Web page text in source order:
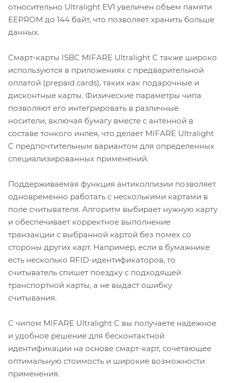
относительно Ultralight EV1 увеличен объем памяти
EEPROM до 144 байт, что позволяет хранить больше
данных.
Смарт-карты ISBC MIFARE Ultralight C также широко
используются в приложениях с предварительной
оплатой (prepaid cards), таких как подарочные и
дисконтные карты. Физические параметры чипа
позволяют его интегрировать в различные
носители, включая бумагу вместе с антенной в
составе тонкого инлея, что делает MIFARE Ultralight
C предпочтительным вариантом для определенных
специализированных применений.
Поддерживаемая функция антиколлизии позволяет
одновременно работать с несколькими картами в
поле считывателя. Алгоритм выбирает нужную карту
и обеспечивает корректное выполнение
транзакции с выбранной картой без помех со
стороны других карт. Например, если в бумажнике
есть несколько RFID-идентификаторов, то
считыватель спишет поездку с подходящей
транспортной карты, а не выдаст ошибку
считывания.
С чипом MIFARE Ultralight C вы получаете надежное
и удобное решение для бесконтактной
идентификации на основе смарт-карт, сочетающее
оптимальную стоимость и широкие возможности
применения.